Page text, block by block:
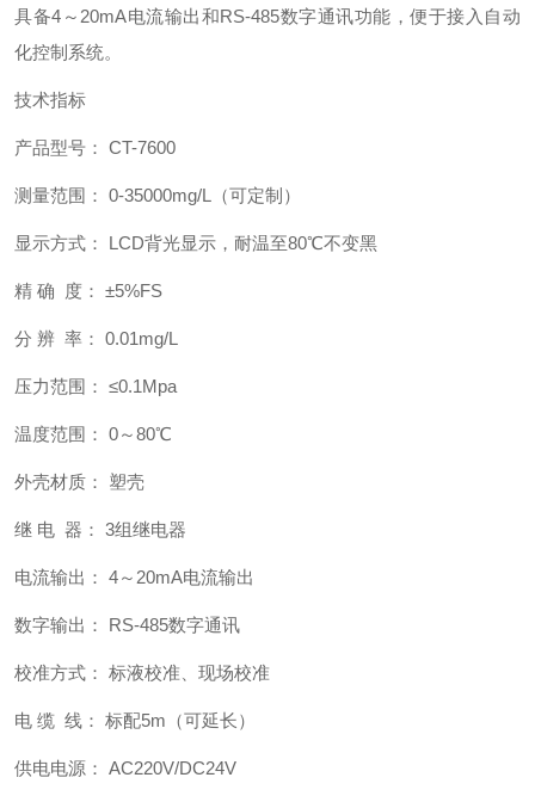
具备4～20mA电流输出和RS-485数字通讯功能，便于接入自动
化控制系统。
技术指标
产品型号： CT-7600
测量范围： 0-35000mg/L（可定制）
显示方式： LCD背光显示，耐温至80℃不变黑
精 确 度： ±5%FS
分 辨 率： 0.01mg/L
压力范围： ≤0.1Mpa
温度范围： 0～80℃
外壳材质： 塑壳
继 电 器： 3组继电器
电流输出： 4～20mA电流输出
数字输出： RS-485数字通讯
校准方式： 标液校准、现场校准
电 缆 线： 标配5m（可延长）
供电电源： AC220V/DC24V